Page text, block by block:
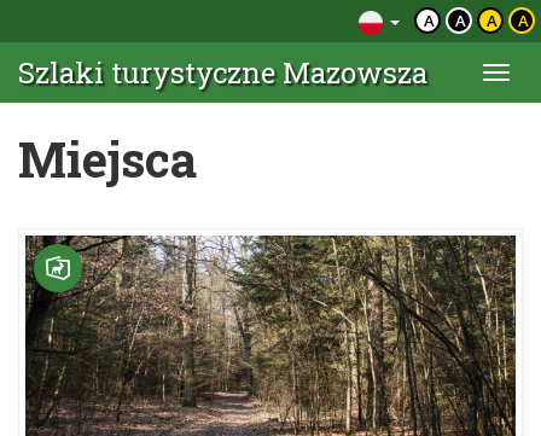
A A A A
Szlaki turystyczne Mazowsza
Miejsca